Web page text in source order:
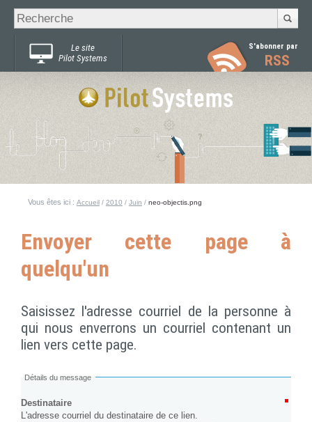
Chercher par
Recherche
avancée…
Le site
Pilot Systems
S'abonner par
RSS
Vous êtes ici : Accueil / 2010 / Juin / neo-objectis.png
Envoyer cette page à
quelqu'un
Saisissez l'adresse courriel de la personne à
qui nous enverrons un courriel contenant un
lien vers cette page.
Détails du message
Destinataire
L'adresse courriel du destinataire de ce lien.